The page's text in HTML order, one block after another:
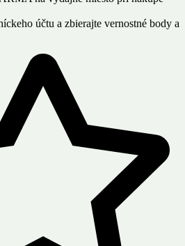
účtu a zbierajte vernostné body a